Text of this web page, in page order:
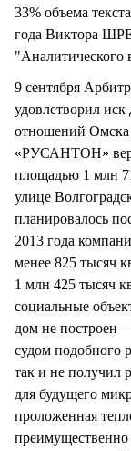
33% объема
года Виктора
9 сентября
удовлетворил
отношений
«РУСАНТОН»
площадью 1 млн
улице
планировалось
2013 года
менее 825 тысяч
1 млн 425 тысяч
социальные
дом не построен
судом подобного
так и не получил
для будущего
проложенная